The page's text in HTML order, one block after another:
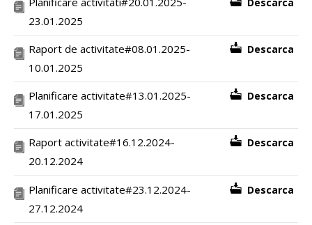
23.01.2025
Raport de activitate#08.01.2025-
10.01.2025
Descarca
Planificare activitate#13.01.2025-
17.01.2025
Descarca
Raport activitate#16.12.2024-
20.12.2024
Descarca
Planificare activitate#23.12.2024-
27.12.2024
Descarca